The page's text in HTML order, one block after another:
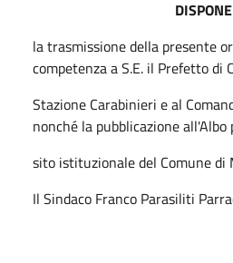
DISPONE
la trasmissione della presente
competenza a S.E. il Prefetto di
Stazione Carabinieri e al
nonché la pubblicazione
sito istituzionale del Comune di
Il Sindaco Franco Parasiliti